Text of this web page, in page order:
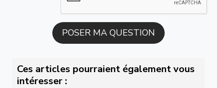
Ces articles pourraient également vous
intéresser :